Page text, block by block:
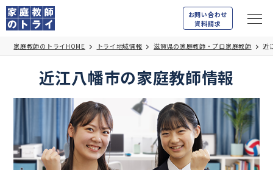
お問い合わせ
資料請求
家庭教師のトライHOME トライ地域情報 滋賀県の家庭教師・プロ家庭教師 近
近江八幡市の家庭教師情報